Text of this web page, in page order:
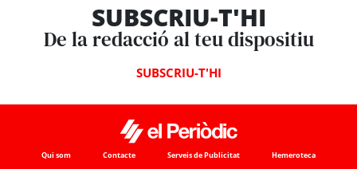
SUBSCRIU-T'HI
De la redacció al teu dispositiu
SUBSCRIU-T'HI
Qui som Contacte Serveis de Publicitat Hemeroteca